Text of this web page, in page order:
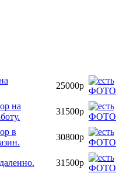
25000р
на
31500р
в
30800р
31500р